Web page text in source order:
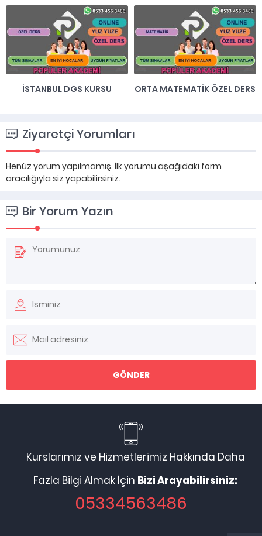
İSTANBUL DGS KURSU ORTA MATEMATIK ÖZEL DERS
Ziyaretçi Yorumları
Henüz yorum yapılmamış. İlk yorumu aşağıdaki form
aracılığıyla siz yapabilirsiniz.
Bir Yorum Yazın
Kurslarımız ve Hizmetlerimiz Hakkında Daha
Fazla Bilgi Almak İçin Bizi Arayabilirsiniz:
05334563486